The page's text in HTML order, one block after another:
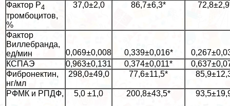
Фактор Р4
тромбоцитов,
%
37,0±2,0 86,7±6,3*
Фактор
Виллебранда,
ед/мин
0,069±0,008 0,339±0,016*
КСПАЭ
0,963±0,131 0,374±0,011*
Фибронектин,
нг/мл
298,0±49,0 77,6±11,5*
РФМК и РПДФ,
5,0 ±1,0 200,8±43,5*